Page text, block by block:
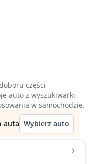
części -
auto z wyszukiwarki,
w samochodzie.
auta Wybierz auto